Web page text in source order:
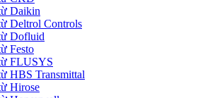
Daikin
Deltrol Controls
Dofluid
Festo
FLUSYS
HBS Transmittal
Hirose